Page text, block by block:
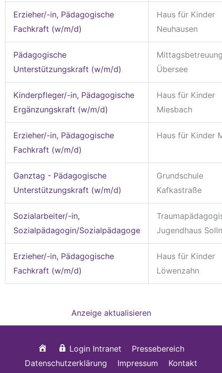
Erzieher/-in, Pädagogische
Fachkraft (w/m/d)
Haus für Kinder
Neuhausen
Pädagogische
Unterstützungskraft (w/m/d)
Übersee
Kinderpfleger/-in, Pädagogische
Ergänzungskraft (w/m/d)
Haus für Kinder
Miesbach
Erzieher/-in, Pädagogische
Fachkraft (w/m/d)
Haus für Kinder
Ganztag - Pädagogische
Unterstützungskraft (w/m/d)
Grundschule
Kafkastraße
Sozialarbeiter/-in,
Sozialpädagogin/Sozialpädagoge
Jugendhaus Solln
Erzieher/-in, Pädagogische
Fachkraft (w/m/d)
Haus für Kinder
Löwenzahn
Anzeige aktualisieren
StartseiteLogin Intranet
Pressebereich
Datenschutzerklärung
Impressum Kontakt